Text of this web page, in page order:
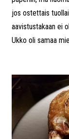
jos ostettais
aavistustakaan ei
Ukko oli samaa